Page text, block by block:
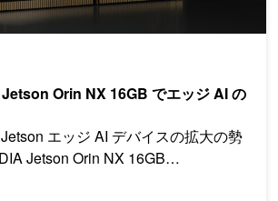
Orin NX 16GB でエッジ AI の
エッジ AI デバイスの拡大の勢
Jetson Orin NX 16GB…